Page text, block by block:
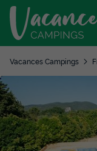
Vacances Campings